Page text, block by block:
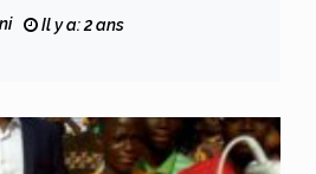
Il y a: 2 ans